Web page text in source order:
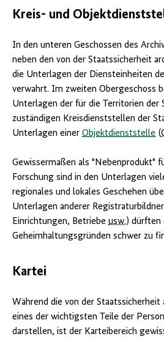
Kreis- und
In den unteren Geschossen des
neben den von der Staatssicherheit
die Unterlagen der Diensteinheiten
verwahrt. Im zweiten Obergeschoss
Unterlagen der für die Territorien der
zuständigen Kreisdienststellen der
Unterlagen einer Objektdienststelle (
Gewissermaßen als "Nebenprodukt"
Forschung sind in den Unterlagen
regionales und lokales Geschehen
Unterlagen anderer
Einrichtungen, Betriebe usw.) dürften
Geheimhaltungsgründen schwer zu
Kartei
Während die von der Staatssicherheit
eines der wichtigsten Teile der
darstellen, ist der Karteibereich